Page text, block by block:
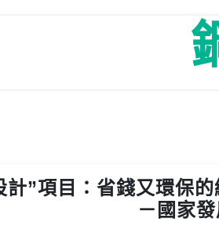
計”項目：省錢又環保
－國家